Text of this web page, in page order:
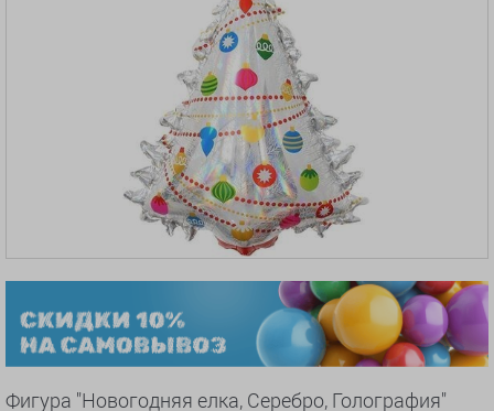
Фигура "Новогодняя елка, Серебро, Голография"